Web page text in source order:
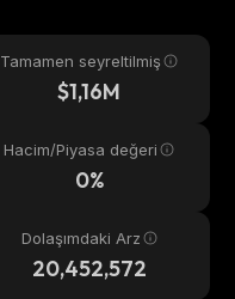
Tamamen seyreltilmiş
$1,16M
Hacim/Piyasa değeri
0%
Dolaşımdaki Arz
20,452,572